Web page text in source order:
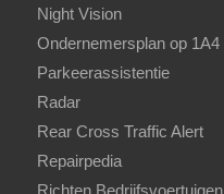
Night Vision
Ondernemersplan op 1A4
Parkeerassistentie
Radar
Rear Cross Traffic Alert
Repairpedia